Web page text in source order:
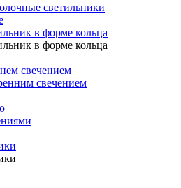
светильники
в форме кольца
в форме кольца
свечением
свечением